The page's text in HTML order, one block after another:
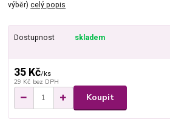
výběr)celý popis
Dostupnost skladem
35 Kč/ks
29 Kč bez DPH
Koupit